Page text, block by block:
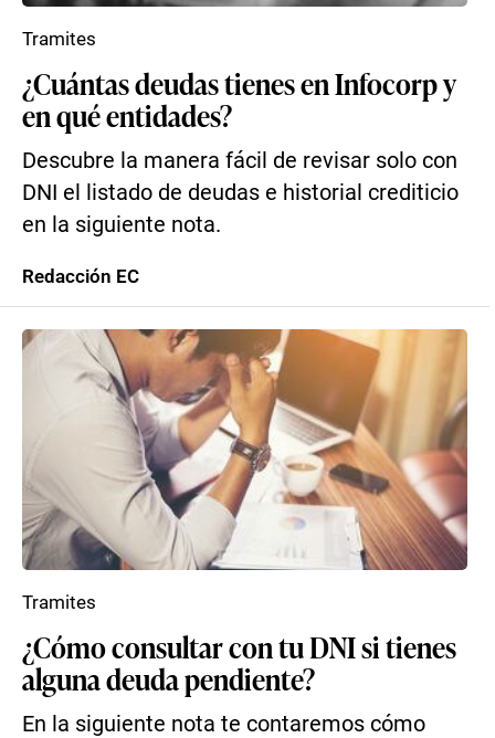
¿Cuántas deudas tienes en Infocorp y
en qué entidades?
Descubre la manera fácil de revisar solo con
DNI el listado de deudas e historial crediticio
en la siguiente nota.
Tramites
Redacción EC
¿Cómo consultar con tu DNI si tienes
alguna deuda pendiente?
En la siguiente nota te contaremos cómo
Tramites